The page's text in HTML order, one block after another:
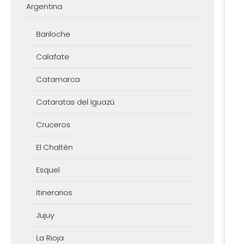
Argentina
Bariloche
Calafate
Catamarca
Cataratas del Iguazú
Cruceros
El Chaltén
Esquel
Itinerarios
Jujuy
La Rioja